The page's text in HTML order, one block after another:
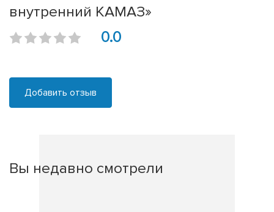
внутренний КАМАЗ»
0.0
Добавить отзыв
Вы недавно смотрели